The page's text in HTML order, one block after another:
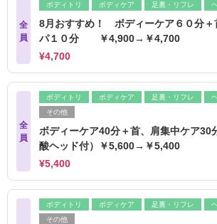
全
員
ボディトリ ボディケア 足裏・リフレ
8月おすすめ！ ボディーケア６０分＋
パ１０分 ￥4,900→￥4,700
¥4,700
全
員
ボディトリ ボディケア 足裏・リフレ
その他
ボディーケア40分＋首、肩集中ケア30
酸ヘッド付）￥5,600→￥5,400
¥5,400
ボディトリ ボディケア 足裏・リフレ
その他